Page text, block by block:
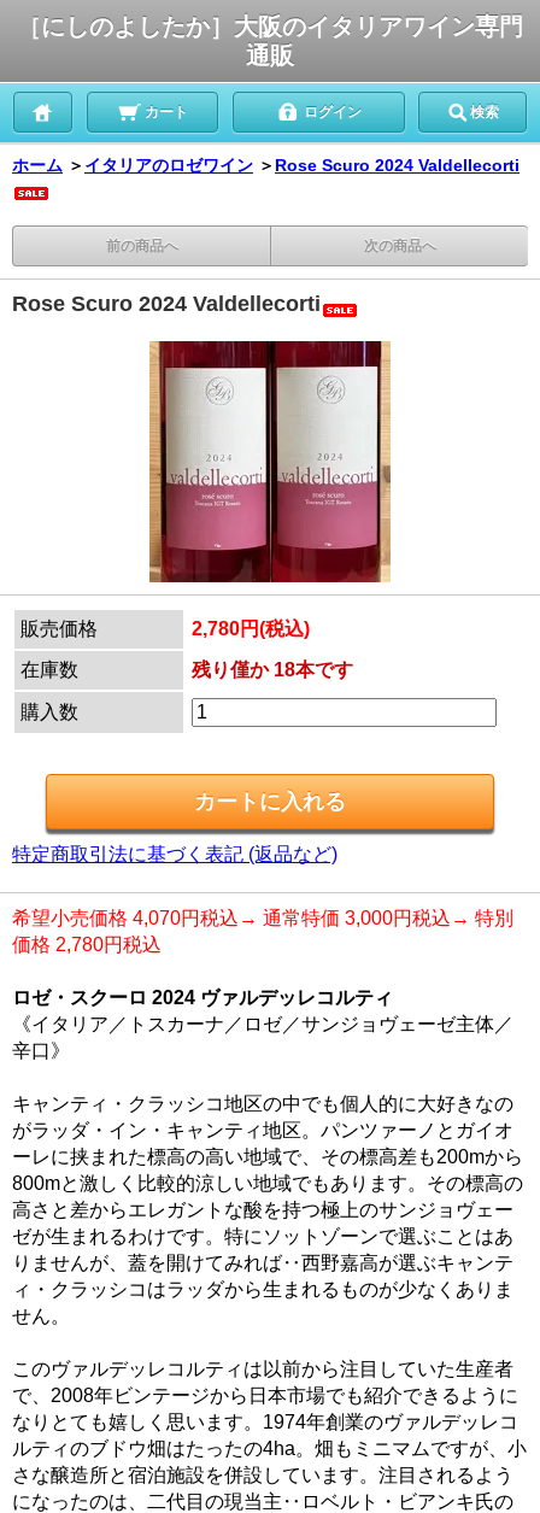
［にしのよしたか］大阪のイタリアワイン専門
通販
カート ログイン 検索
ホーム ＞ イタリアのロゼワイン ＞ Rose Scuro 2024 Valdellecorti
前の商品へ 次の商品へ
Rose Scuro 2024 Valdellecorti
販売価格
2,780円(税込)
在庫数
残り僅か 18本です
購入数
特定商取引法に基づく表記 (返品など)
希望小売価格 4,070円税込→ 通常特価 3,000円税込→ 特別
価格 2,780円税込
ロゼ・スクーロ 2024 ヴァルデッレコルティ
《イタリア／トスカーナ／ロゼ／サンジョヴェーゼ主体／
辛口》
キャンティ・クラッシコ地区の中でも個人的に大好きなの
がラッダ・イン・キャンティ地区。パンツァーノとガイオ
ーレに挟まれた標高の高い地域で、その標高差も200mから
800mと激しく比較的涼しい地域でもあります。その標高の
高さと差からエレガントな酸を持つ極上のサンジョヴェー
ゼが生まれるわけです。特にソットゾーンで選ぶことはあ
りませんが、蓋を開けてみれば‥西野嘉高が選ぶキャンテ
ィ・クラッシコはラッダから生まれるものが少なくありま
せん。
このヴァルデッレコルティは以前から注目していた生産者
で、2008年ビンテージから日本市場でも紹介できるように
なりとても嬉しく思います。1974年創業のヴァルデッレコ
ルティのブドウ畑はたったの4ha。畑もミニマムですが、小
さな醸造所と宿泊施設を併設しています。注目されるよう
になったのは、二代目の現当主‥ロベルト・ビアンキ氏の